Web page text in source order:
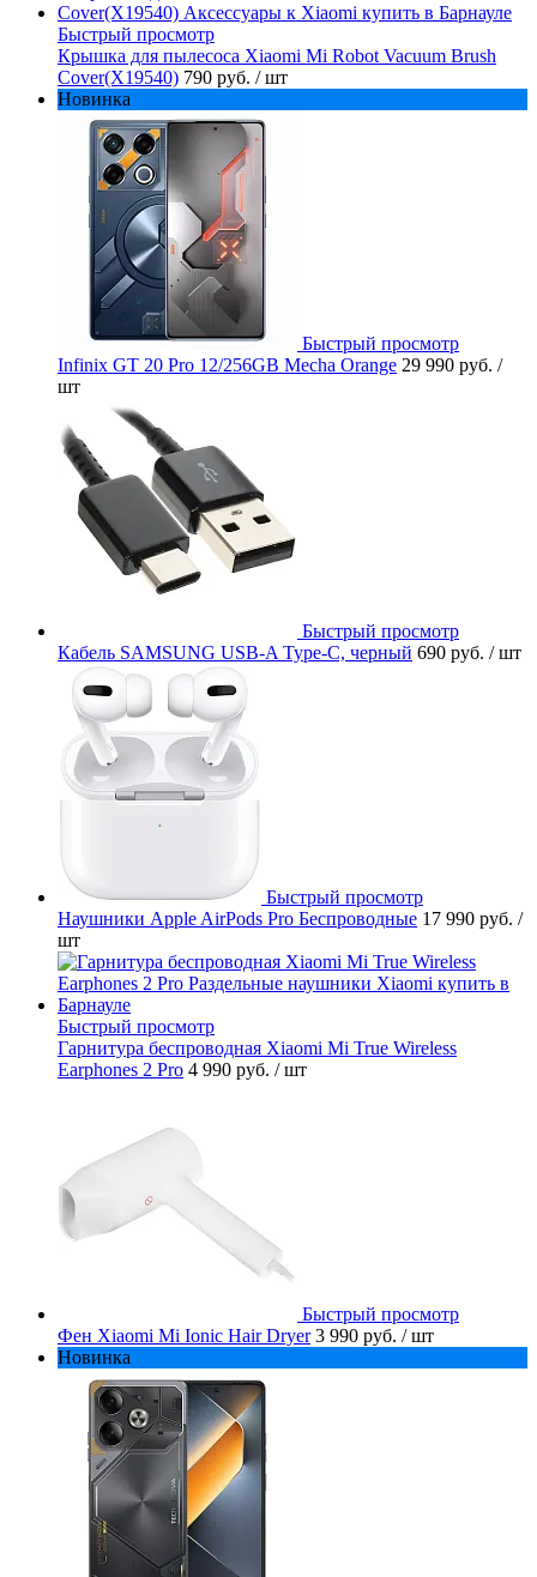
Быстрый просмотр
Крышка для пылесоса Xiaomi Mi Robot Vacuum Brush
Cover(X19540) 790 руб. / шт
Новинка
Быстрый просмотр
Infinix GT 20 Pro 12/256GB Mecha Orange 29 990 руб. /
шт
Быстрый просмотр
Кабель SAMSUNG USB-A Type-C, черный 690 руб. / шт
Быстрый просмотр
Наушники Apple AirPods Pro Беспроводные 17 990 руб. /
шт
Быстрый просмотр
Гарнитура беспроводная Xiaomi Mi True Wireless
Earphones 2 Pro 4 990 руб. / шт
Быстрый просмотр
Фен Xiaomi Mi Ionic Hair Dryer 3 990 руб. / шт
Новинка